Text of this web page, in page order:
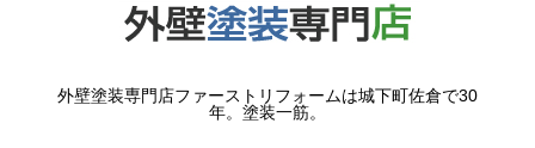
外壁塗装専門店ファーストリフォームは城下町佐倉で30
年。塗装一筋。